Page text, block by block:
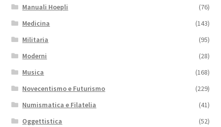
Manuali Hoepli
(76)
Medicina
(143)
Militaria
(95)
Moderni
(28)
Musica
(168)
Novecentismo e Futurismo
(229)
Numismatica e Filatelia
(41)
Oggettistica
(52)